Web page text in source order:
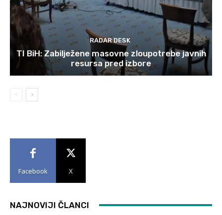
RADAR DESK
TI BiH: Zabilježene masovne zloupotrebe javnih
resursa pred izbore
Facebook X
NAJNOVIJI ČLANCI